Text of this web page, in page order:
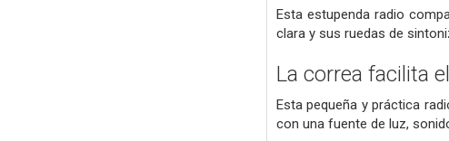
Esta estupenda radio
clara y sus ruedas de
La correa facilita
Esta pequeña y práctica
con una fuente de luz,